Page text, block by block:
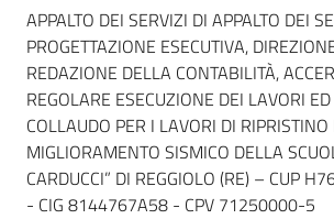
Dati del bando
APPALTO DEI SERVIZI DI APPALTO DEI
PROGETTAZIONE ESECUTIVA,
REDAZIONE DELLA CONTABILITÀ,
REGOLARE ESECUZIONE DEI LAVORI
COLLAUDO PER I LAVORI DI RIPRISTINO
MIGLIORAMENTO SISMICO DELLA
CARDUCCI” DI REGGIOLO (RE) – CUP
- CIG 8144767A58 - CPV 71250000-5